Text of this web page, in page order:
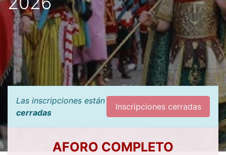
Las inscripciones están
cerradas
Inscripciones cerradas
AFORO COMPLETO